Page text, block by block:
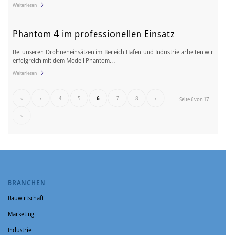
Weiterlesen
Phantom 4 im professionellen Einsatz
Bei unseren Drohneneinsätzen im Bereich Hafen und Industrie arbeiten wir
erfolgreich mit dem Modell Phantom…
Weiterlesen
Seite 6 von 17
« ‹ 4 5 6 7 8 ›
»
BRANCHEN
Bauwirtschaft
Marketing
Industrie